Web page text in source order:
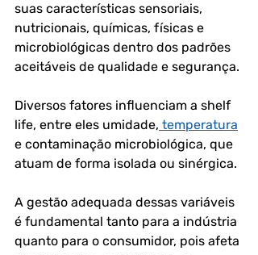
suas características sensoriais,
nutricionais, químicas, físicas e
microbiológicas dentro dos padrões
aceitáveis de qualidade e segurança.
Diversos fatores influenciam a shelf
life, entre eles umidade, temperatura
e contaminação microbiológica, que
atuam de forma isolada ou sinérgica.
A gestão adequada dessas variáveis
é fundamental tanto para a indústria
quanto para o consumidor, pois afeta